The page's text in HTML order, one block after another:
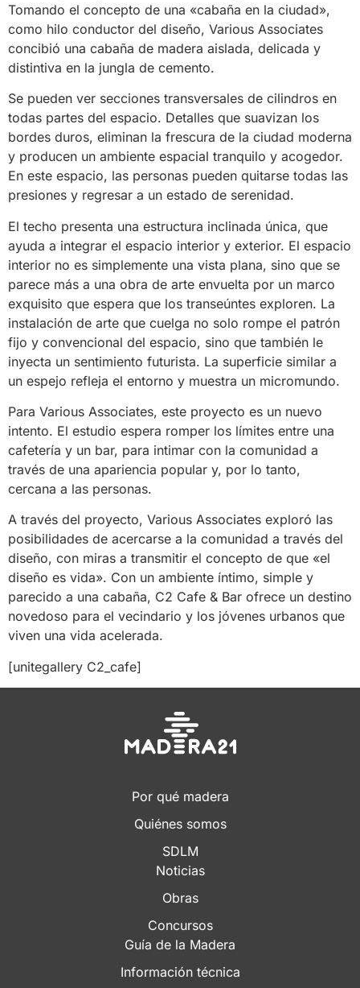
Tomando el concepto de una «cabaña en la ciudad»,
como hilo conductor del diseño, Various Associates
concibió una cabaña de madera aislada, delicada y
distintiva en la jungla de cemento.
Se pueden ver secciones transversales de cilindros en
todas partes del espacio. Detalles que suavizan los
bordes duros, eliminan la frescura de la ciudad moderna
y producen un ambiente espacial tranquilo y acogedor.
En este espacio, las personas pueden quitarse todas las
presiones y regresar a un estado de serenidad.
El techo presenta una estructura inclinada única, que
ayuda a integrar el espacio interior y exterior. El espacio
interior no es simplemente una vista plana, sino que se
parece más a una obra de arte envuelta por un marco
exquisito que espera que los transeúntes exploren. La
instalación de arte que cuelga no solo rompe el patrón
fijo y convencional del espacio, sino que también le
inyecta un sentimiento futurista. La superficie similar a
un espejo refleja el entorno y muestra un micromundo.
Para Various Associates, este proyecto es un nuevo
intento. El estudio espera romper los límites entre una
cafetería y un bar, para intimar con la comunidad a
través de una apariencia popular y, por lo tanto,
cercana a las personas.
A través del proyecto, Various Associates exploró las
posibilidades de acercarse a la comunidad a través del
diseño, con miras a transmitir el concepto de que «el
diseño es vida». Con un ambiente íntimo, simple y
parecido a una cabaña, C2 Cafe & Bar ofrece un destino
novedoso para el vecindario y los jóvenes urbanos que
viven una vida acelerada.
[unitegallery C2_cafe]
Por qué madera
Quiénes somos
SDLM
Noticias
Obras
Concursos
Guía de la Madera
Información técnica